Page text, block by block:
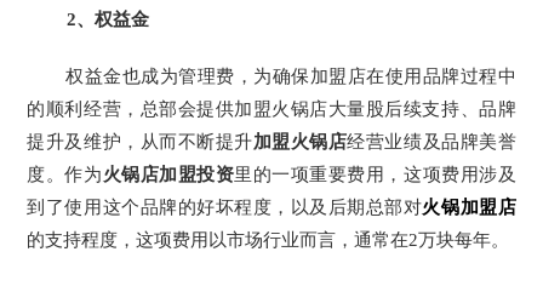
2、权益金
权益金也成为管理费，为确保加盟店在使用品牌过程中
的顺利经营，总部会提供加盟火锅店大量股后续支持、品牌
提升及维护，从而不断提升加盟火锅店经营业绩及品牌美誉
度。作为火锅店加盟投资里的一项重要费用，这项费用涉及
到了使用这个品牌的好坏程度，以及后期总部对火锅加盟店
的支持程度，这项费用以市场行业而言，通常在2万块每年。